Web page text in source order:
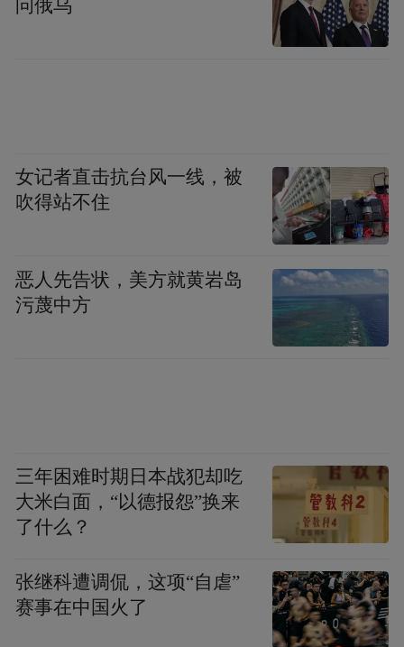
问俄乌
女记者直击抗台风一线，被
吹得站不住
恶人先告状，美方就黄岩岛
污蔑中方
三年困难时期日本战犯却吃
大米白面，“以德报怨”换来
了什么？
张继科遭调侃，这项“自虐”
赛事在中国火了